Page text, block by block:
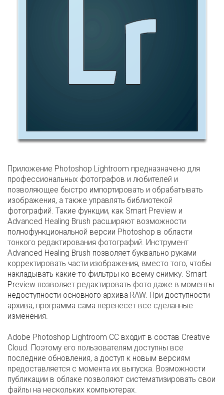
Приложение Photoshop Lightroom предназначено для
профессиональных фотографов и любителей и
позволяющее быстро импортировать и обрабатывать
изображения, а также управлять библиотекой
фотографий. Такие функции, как Smart Preview и
Advanced Healing Brush расширяют возможности
полнофункциональной версии Photoshop в области
тонкого редактирования фотографий. Инструмент
Advanced Healing Brush позволяет буквально руками
корректировать части изображения, вместо того, чтобы
накладывать какие-то фильтры ко всему снимку. Smart
Preview позволяет редактировать фото даже в моменты
недоступности основного архива RAW. При доступности
архива, программа сама перенесет все сделанные
изменения.
Adobe Photoshop Lightroom CC входит в состав Creative
Cloud. Поэтому его пользователям доступны все
последние обновления, а доступ к новым версиям
предоставляется с момента их выпуска. Возможности
публикации в облаке позволяют систематизировать свои
файлы на нескольких компьютерах.